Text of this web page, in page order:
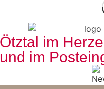
Ötztal im
und im